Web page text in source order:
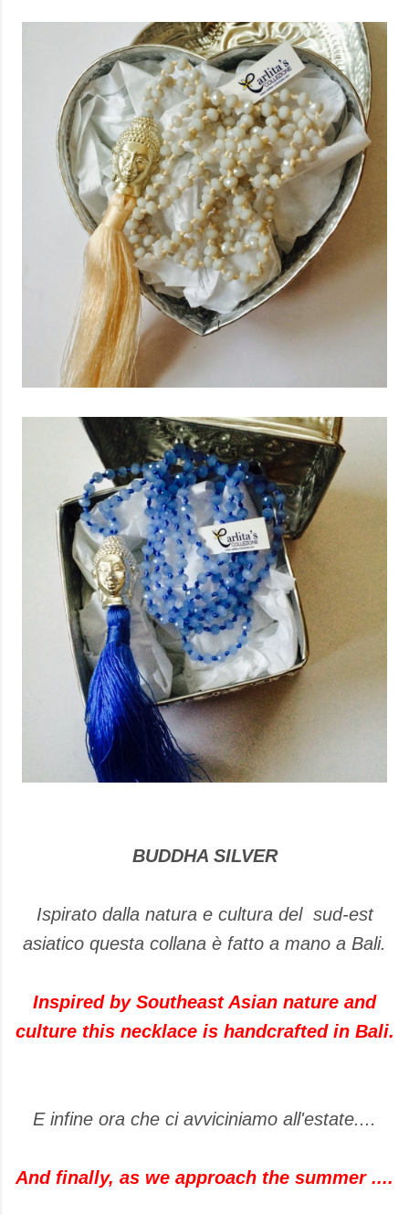
BUDDHA SILVER
Ispirato dalla natura e cultura del sud-est
asiatico questa collana è fatto a mano a Bali.
Inspired by Southeast Asian nature and
culture this necklace is handcrafted in Bali.
E infine ora che ci avviciniamo all'estate....
And finally, as we approach the summer ....